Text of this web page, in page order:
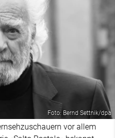
Foto: Bernd Settnik/dpa
vor allem